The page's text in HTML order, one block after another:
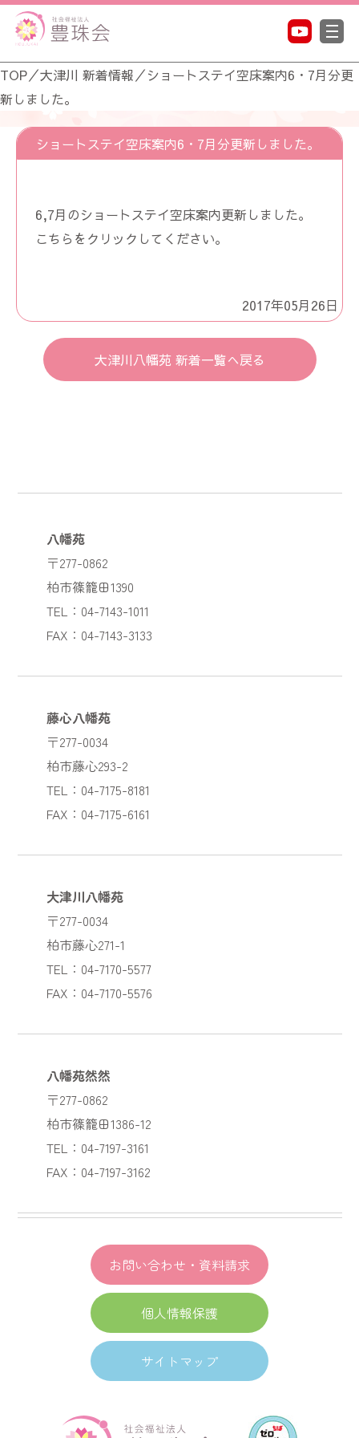
TOP／大津川 新着情報／ショートステイ空床案内6・7月分更
新しました。
ショートステイ空床案内6・7月分更新しました。
6,7月のショートステイ空床案内更新しました。
こちらをクリックしてください。
2017年05月26日
大津川八幡苑 新着一覧へ戻る
八幡苑
〒277-0862
柏市篠籠田1390
TEL：04-7143-1011
FAX：04-7143-3133
藤心八幡苑
〒277-0034
柏市藤心293-2
TEL：04-7175-8181
FAX：04-7175-6161
大津川八幡苑
〒277-0034
柏市藤心271-1
TEL：04-7170-5577
FAX：04-7170-5576
八幡苑然然
〒277-0862
柏市篠籠田1386-12
TEL：04-7197-3161
FAX：04-7197-3162
お問い合わせ・資料請求
個人情報保護
サイトマップ